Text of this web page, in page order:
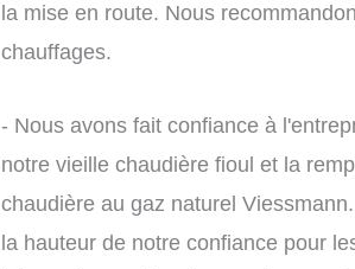
la mise en route. Nous
chauffages.
- Nous avons fait confiance à
notre vieille chaudière fioul et la
chaudière au gaz naturel
la hauteur de notre confiance pour